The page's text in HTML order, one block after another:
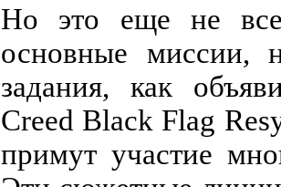
Но это еще не
основные миссии,
задания, как
Creed Black Flag
примут участие